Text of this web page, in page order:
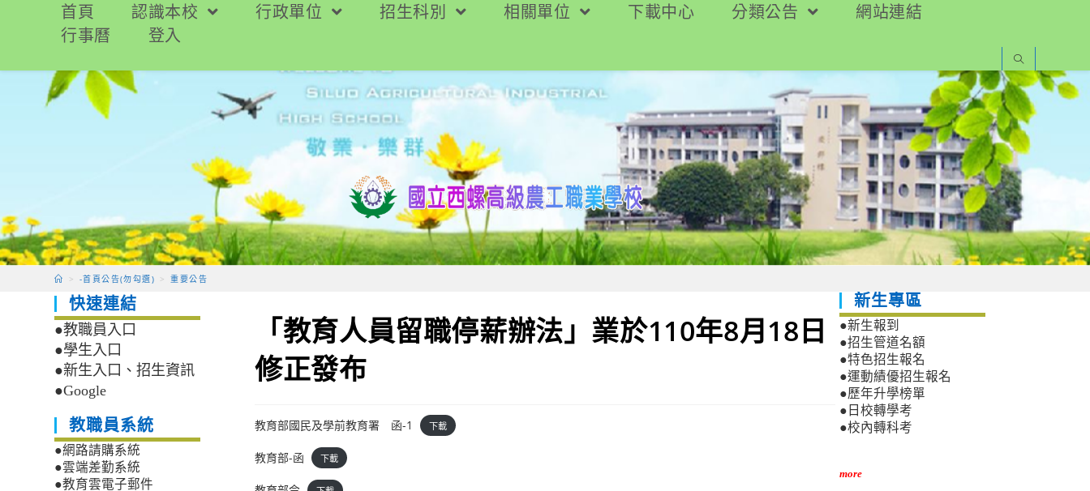
要
首頁 認識本校 行政單位 招生科別 相關單位 下載中心 分類公告
網站連結
行事曆
登入
> -首頁公告(勿勾選) > 重要公告
「教育人員留職停薪辦法」業於110年8月18日
修正發布
教育部國民及學前教育署 函-1 下載
教育部-函 下載
快速連結
●教職員入口
●學生入口
●新生入口、招生資訊
●Google
教職員系統
●網路請購系統
●雲端差勤系統
●教育雲電子郵件
新生專區
●新生報到
●招生管道名額
●特色招生報名
●運動績優招生報名
●歷年升學榜單
●日校轉學考
●校內轉科考
more